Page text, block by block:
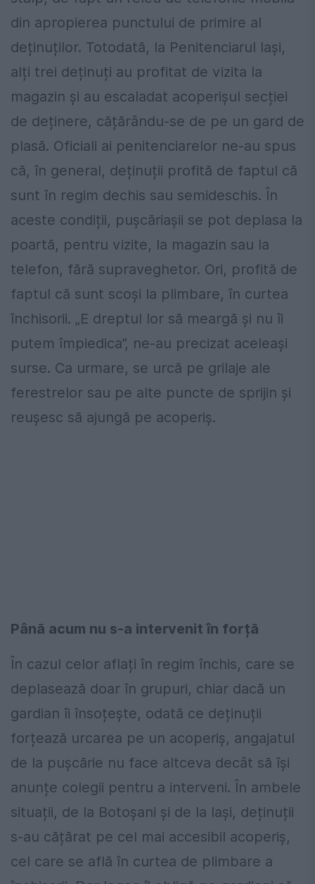
din apropierea punctului de primire al
deținuților. Totodată, la Penitenciarul Iași,
alți trei deținuți au profitat de vizita la
magazin și au escaladat acoperișul secției
de deținere, cățărându-se de pe un gard de
plasă. Oficiali ai penitenciarelor ne-au spus
că, în general, deținuții profită de faptul că
sunt în regim dechis sau semideschis. În
aceste condiții, pușcăriașii se pot deplasa la
poartă, pentru vizite, la magazin sau la
telefon, fără supraveghetor. Ori, profită de
faptul că sunt scoși la plimbare, în curtea
închisorii. „E dreptul lor să meargă și nu îi
putem împiedica”, ne-au precizat aceleași
surse. Ca urmare, se urcă pe grilaje ale
ferestrelor sau pe alte puncte de sprijin și
reușesc să ajungă pe acoperiș.
Până acum nu s-a intervenit în forță
În cazul celor aflați în regim închis, care se
deplasează doar în grupuri, chiar dacă un
gardian îi însoțește, odată ce deținuții
forțează urcarea pe un acoperiș, angajatul
de la pușcărie nu face altceva decât să își
anunțe colegii pentru a interveni. În ambele
situații, de la Botoșani și de la Iași, deținuții
s-au cățărat pe cel mai accesibil acoperiș,
cel care se află în curtea de plimbare a